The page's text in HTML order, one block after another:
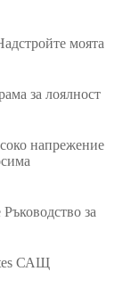
моята
за лоялност
напрежение
Ръководство за
САЩ